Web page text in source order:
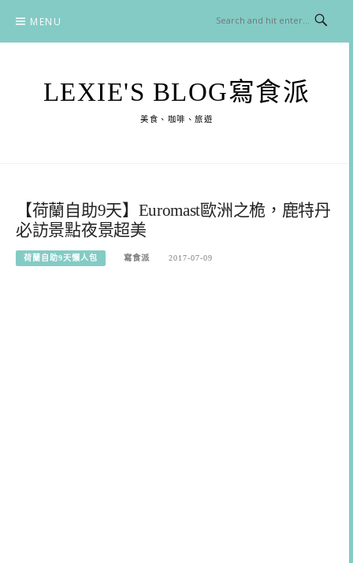
content
MENU
LEXIE'S BLOG寫食派
美食、咖啡、旅遊
【荷蘭自助9天】Euromast歐洲之桅，鹿特丹
必訪景點夜景超美
荷蘭自助9天懶人包 寫食派 2017-07-09